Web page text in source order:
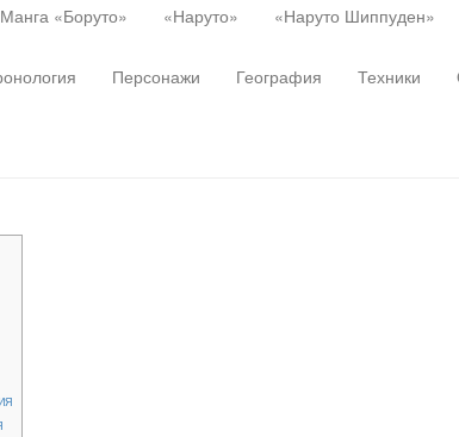
Манга «Боруто» «Наруто» «Наруто Шиппуден»
Персонажи География Техники